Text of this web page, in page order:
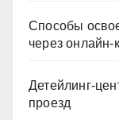
Способы
через онлайн-
Детейлинг-
проезд